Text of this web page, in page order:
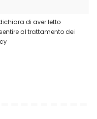
di aver letto
al trattamento dei